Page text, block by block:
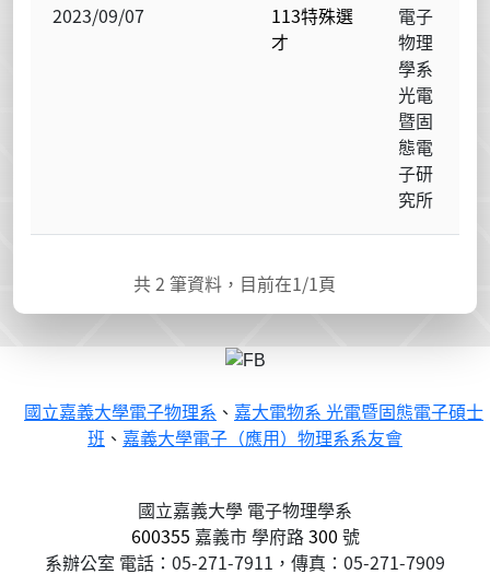
2023/09/07
113特殊選
才
電子
物理
學系
光電
暨固
態電
子研
究所
共2 筆資料，目前在1/1頁
國立嘉義大學電子物理系 、 嘉大電物系 光電暨固態電子碩士
班 、 嘉義大學電子（應用）物理系系友會
國立嘉義大學 電子物理學系
600355 嘉義市學府路300 號
系辦公室 電話：05-271-7911，傳真：05-271-7909